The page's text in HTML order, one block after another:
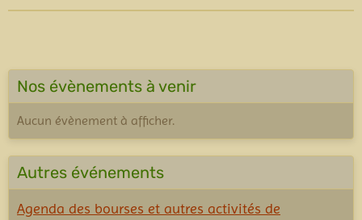
Nos évènements à venir
Aucun évènement à afficher.
Autres événements
Agenda des bourses et autres activités de